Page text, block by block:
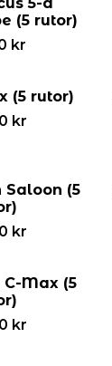
(5 rutor)
kr
(5 rutor)
kr
Saloon (5
kr
C-Max (5
kr